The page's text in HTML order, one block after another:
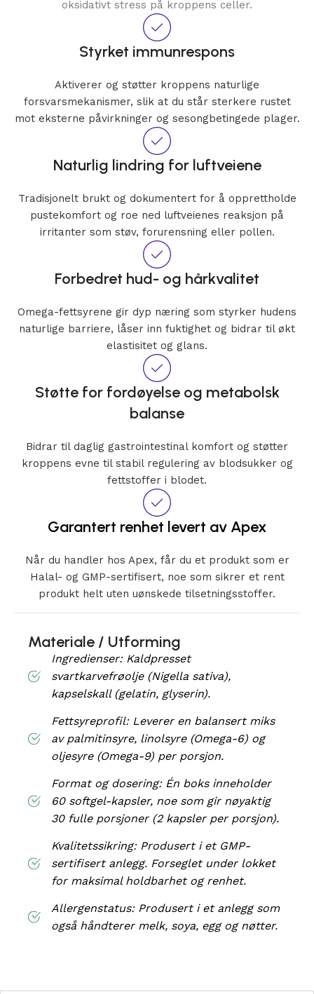
oksidativt stress på kroppens celler.
Styrket immunrespons
Aktiverer og støtter kroppens naturlige
forsvarsmekanismer, slik at du står sterkere rustet
mot eksterne påvirkninger og sesongbetingede plager.
Naturlig lindring for luftveiene
Tradisjonelt brukt og dokumentert for å opprettholde
pustekomfort og roe ned luftveienes reaksjon på
irritanter som støv, forurensning eller pollen.
Forbedret hud- og hårkvalitet
Omega-fettsyrene gir dyp næring som styrker hudens
naturlige barriere, låser inn fuktighet og bidrar til økt
elastisitet og glans.
Støtte for fordøyelse og metabolsk
balanse
Bidrar til daglig gastrointestinal komfort og støtter
kroppens evne til stabil regulering av blodsukker og
fettstoffer i blodet.
Garantert renhet levert av Apex
Når du handler hos Apex, får du et produkt som er
Halal- og GMP-sertifisert, noe som sikrer et rent
produkt helt uten uønskede tilsetningsstoffer.
Materiale / Utforming
Ingredienser: Kaldpresset
svartkarvefrøolje (Nigella sativa),
kapselskall (gelatin, glyserin).
Fettsyreprofil: Leverer en balansert miks
av palmitinsyre, linolsyre (Omega-6) og
oljesyre (Omega-9) per porsjon.
Format og dosering: Én boks inneholder
60 softgel-kapsler, noe som gir nøyaktig
30 fulle porsjoner (2 kapsler per porsjon).
Kvalitetssikring: Produsert i et GMP-
sertifisert anlegg. Forseglet under lokket
for maksimal holdbarhet og renhet.
Allergenstatus: Produsert i et anlegg som
også håndterer melk, soya, egg og nøtter.